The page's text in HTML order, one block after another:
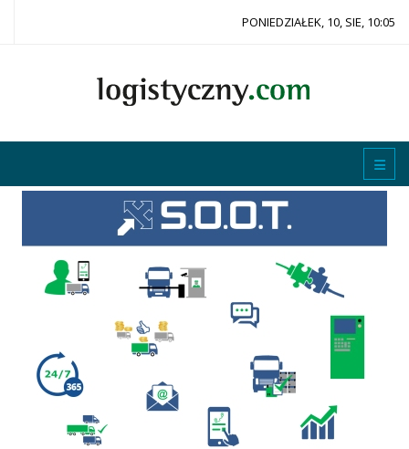
PONIEDZIAŁEK, 10, SIE, 10:05